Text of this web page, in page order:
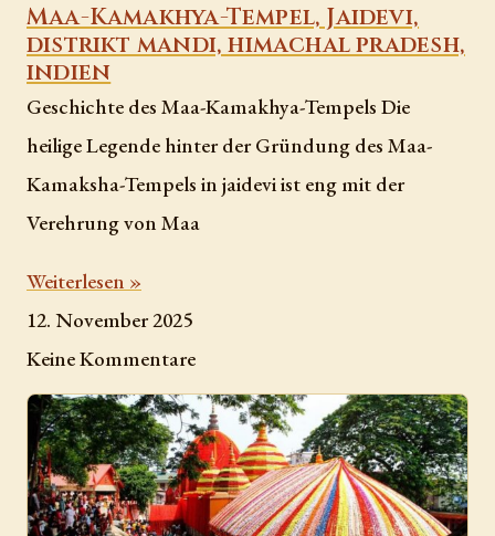
Maa-Kamakhya-Tempel, Jaidevi,
distrikt mandi, himachal pradesh,
indien
Geschichte des Maa-Kamakhya-Tempels Die
heilige Legende hinter der Gründung des Maa-
Kamaksha-Tempels in jaidevi ist eng mit der
Verehrung von Maa
Weiterlesen »
12. November 2025
Keine Kommentare